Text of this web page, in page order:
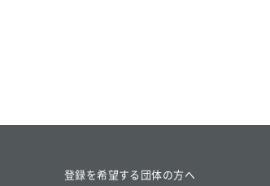
登録を希望する団体の方へ